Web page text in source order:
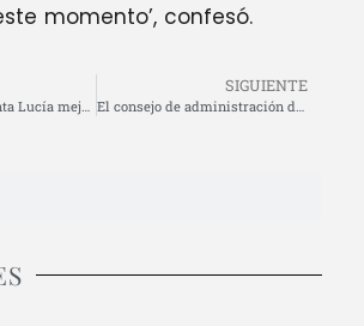
momento’, confesó.
La Residencia Santa Lucía mejora sus instalaciones con la recaudación de la corrida de la beneficencia de Santander
SIGUIENTE
El consejo de administración de la Plaza de Toros de Santander aprueba la prórroga del contrato con Lances de Futuro para la Feria de Santiago 2026